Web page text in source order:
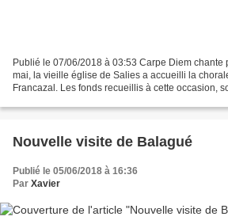
Publié le 07/06/2018 à 03:53 Carpe Diem chante
mai, la vieille église de Salies a accueilli la
Francazal. Les fonds recueillis à cette occasion,
Nouvelle visite de Balagué
Publié le 05/06/2018 à 16:36
Par Xavier